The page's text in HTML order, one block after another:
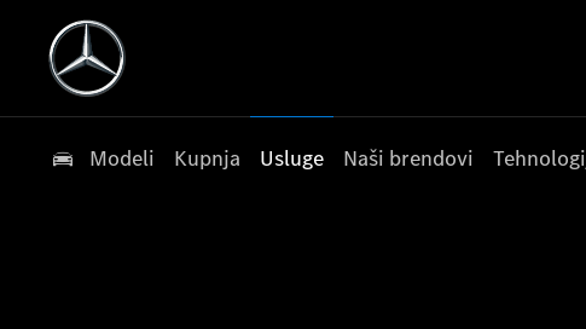
Modeli Kupnja Usluge Naši brendovi